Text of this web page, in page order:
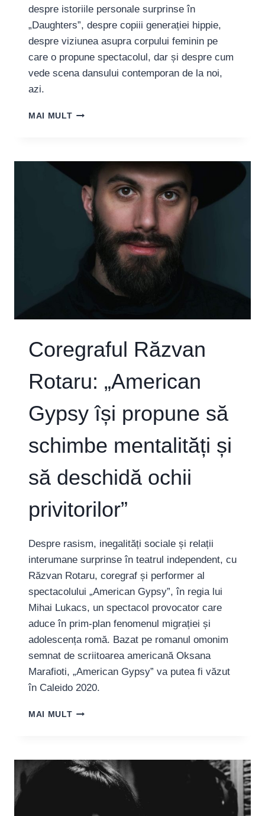
despre istoriile personale surprinse în
„Daughters”, despre copiii generației hippie,
despre viziunea asupra corpului feminin pe
care o propune spectacolul, dar și despre cum
vede scena dansului contemporan de la noi,
azi.
MAI MULTGEORGETA
DIFICIL
ACTIVEZI
LUMEA
DANSULUI
ROMÂNIA”
Coregraful Răzvan
Rotaru: „American
Gypsy își propune să
schimbe mentalități și
să deschidă ochii
privitorilor”
Despre rasism, inegalități sociale și relații
interumane surprinse în teatrul independent, cu
Răzvan Rotaru, coregraf și performer al
spectacolului „American Gypsy”, în regia lui
Mihai Lukacs, un spectacol provocator care
aduce în prim-plan fenomenul migrației și
adolescența romă. Bazat pe romanul omonim
semnat de scriitoarea americană Oksana
Marafioti, „American Gypsy” va putea fi văzut
în Caleido 2020.
MAI MULTCOREGRAFUL
GYPSY
ÎȘI
PROPUNE